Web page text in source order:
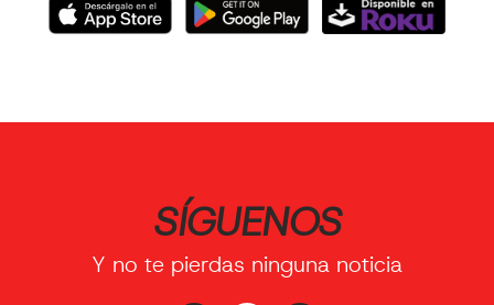
SÍGUENOS
Y no te pierdas ninguna noticia